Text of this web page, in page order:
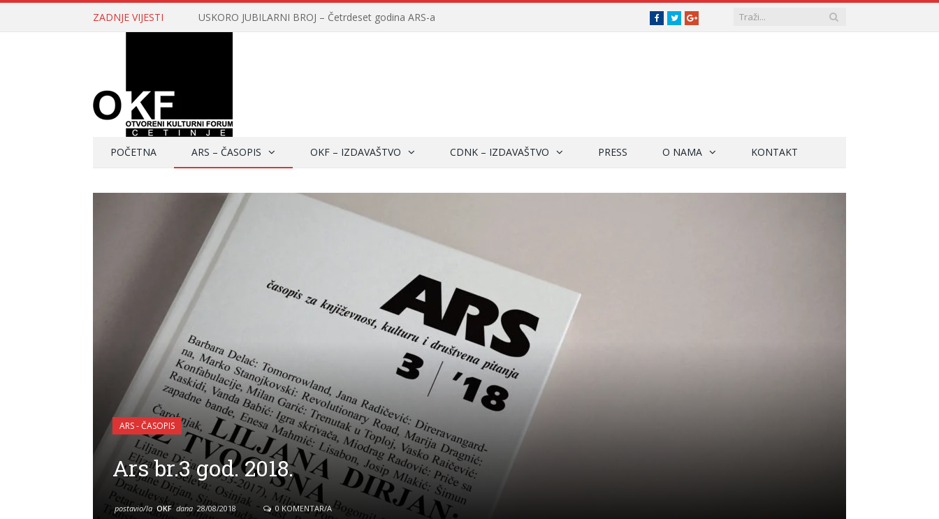
ZADNJE VIJESTI USKORO JUBILARNI BROJ – Četrdeset godina ARS-a Facebook
TwitterGoogle+
POČETNA ARS – ČASOPIS OKF – IZDAVAŠTVO CDNK – IZDAVAŠTVO PRESS O NAMA KONTAKT
ARS - ČASOPIS
Ars br.3 god. 2018.
postavio/la OKF dana 28/08/2018 0 KOMENTAR/A